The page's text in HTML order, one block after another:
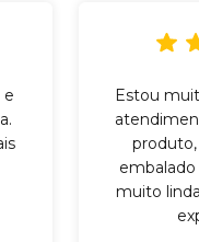
e
Estou
muito